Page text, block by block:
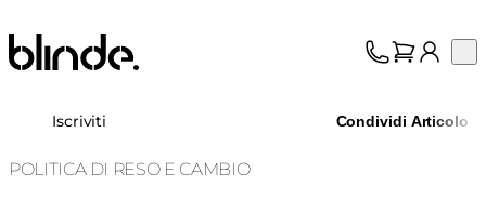
Blinde Design
Chi siamo
Assistenza
Iscriviti Condividi Articolo
POLITICA DI RESO E CAMBIO